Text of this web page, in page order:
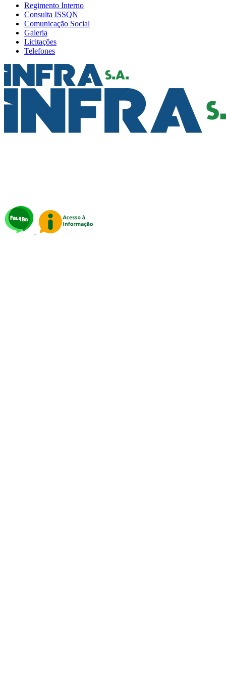
Regimento Interno
Consulta ISSQN
Comunicação Social
Galeria
Licitações
Telefones